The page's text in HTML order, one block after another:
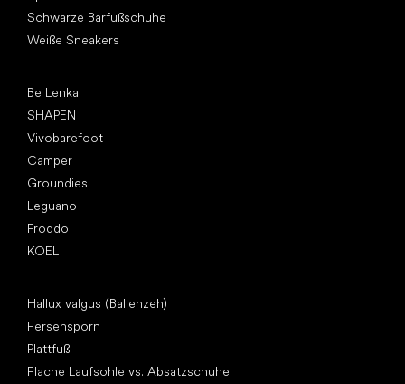
Schwarze Barfußschuhe
Weiße Sneakers
Be Lenka
SHAPEN
Vivobarefoot
Camper
Groundies
Leguano
Froddo
KOEL
Hallux valgus (Ballenzeh)
Fersensporn
Plattfuß
Flache Laufsohle vs. Absatzschuhe